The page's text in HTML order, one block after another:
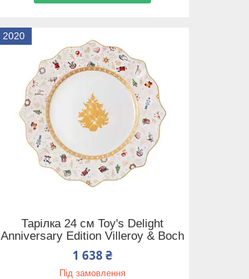
2020
Тарілка 24 см Toy's Delight
Anniversary Edition Villeroy & Boch
1 638 ₴
Під замовлення